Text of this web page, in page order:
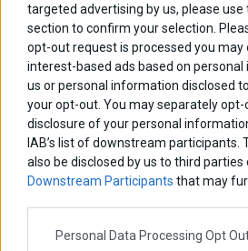
targeted advertising by us, please
section to confirm your selection.
opt-out request is processed you may
interest-based ads based on
us or personal information disclosed
your opt-out. You may separately
disclosure of your personal
IAB’s list of downstream participants.
also be disclosed by us to third parties
Downstream Participants that may
Personal Data Processing Opt
και νέα θετική εβδομάδα